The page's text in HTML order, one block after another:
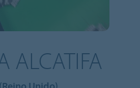
ALCATIFA